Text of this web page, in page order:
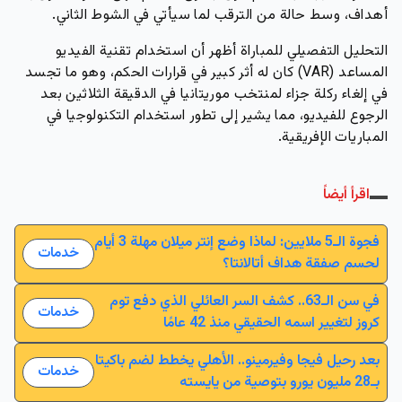
أهداف، وسط حالة من الترقب لما سيأتي في الشوط الثاني.
التحليل التفصيلي للمباراة أظهر أن استخدام تقنية الفيديو
المساعد (VAR) كان له أثر كبير في قرارات الحكم، وهو ما تجسد
في إلغاء ركلة جزاء لمنتخب موريتانيا في الدقيقة الثلاثين بعد
الرجوع للفيديو، مما يشير إلى تطور استخدام التكنولوجيا في
المباريات الإفريقية.
اقرأ أيضاً
فجوة الـ5 ملايين: لماذا وضع إنتر ميلان مهلة 3 أيام
لحسم صفقة هداف أتالانتا؟
خدمات
في سن الـ63.. كشف السر العائلي الذي دفع توم
كروز لتغيير اسمه الحقيقي منذ 42 عامًا
خدمات
بعد رحيل فيجا وفيرمينو.. الأهلي يخطط لضم باكيتا
بـ28 مليون يورو بتوصية من يايسته
خدمات